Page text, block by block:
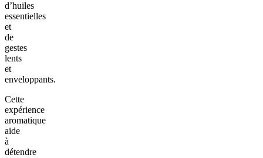
d’huiles
essentielles
et
de
gestes
lents
et
enveloppants.
Cette
expérience
aromatique
aide
à
détendre